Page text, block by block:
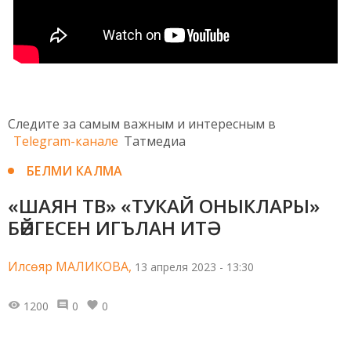
Следите за самым важным и интересным в
Telegram-канале Татмедиа
БЕЛМИ КАЛМА
«ШАЯН ТВ» «ТУКАЙ ОНЫКЛАРЫ»
БӘЙГЕСЕН ИГЪЛАН ИТӘ
Илсөяр МАЛИКОВА, 13 апреля 2023 - 13:30
1200 0 0